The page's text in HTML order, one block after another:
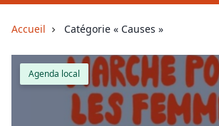
Accueil Catégorie « Causes »
Agenda local